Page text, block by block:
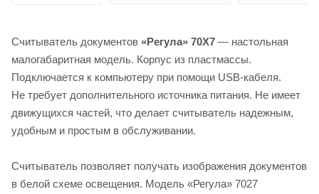
Считыватель документов «Регула» 70X7 — настольная
малогабаритная модель. Корпус из пластмассы.
Подключается к компьютеру при помощи USB-кабеля.
Не требует дополнительного источника питания. Не имеет
движущихся частей, что делает считыватель надежным,
удобным и простым в обслуживании.
Считыватель позволяет получать изображения документов
в белой схеме освещения. Модель «Регула» 7027